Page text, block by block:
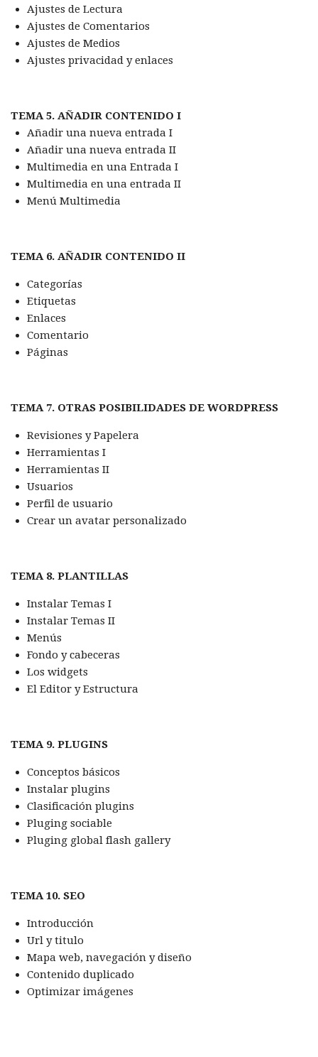
Ajustes de Lectura
Ajustes de Comentarios
Ajustes de Medios
Ajustes privacidad y enlaces
TEMA 5. AÑADIR CONTENIDO I
Añadir una nueva entrada I
Añadir una nueva entrada II
Multimedia en una Entrada I
Multimedia en una entrada II
Menú Multimedia
TEMA 6. AÑADIR CONTENIDO II
Categorías
Etiquetas
Enlaces
Comentario
Páginas
TEMA 7. OTRAS POSIBILIDADES DE WORDPRESS
Revisiones y Papelera
Herramientas I
Herramientas II
Usuarios
Perfil de usuario
Crear un avatar personalizado
TEMA 8. PLANTILLAS
Instalar Temas I
Instalar Temas II
Menús
Fondo y cabeceras
Los widgets
El Editor y Estructura
TEMA 9. PLUGINS
Conceptos básicos
Instalar plugins
Clasificación plugins
Pluging sociable
Pluging global flash gallery
TEMA 10. SEO
Introducción
Url y titulo
Mapa web, navegación y diseño
Contenido duplicado
Optimizar imágenes